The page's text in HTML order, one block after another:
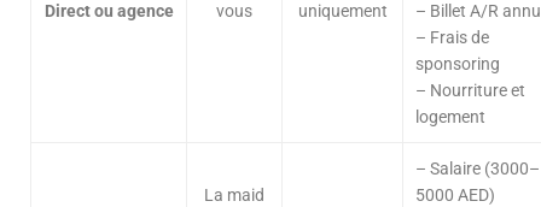
Direct ou agence
vous
uniquement
– Billet A/R
– Frais de
sponsoring
– Nourriture et
logement
La maid
– Salaire (3000–
5000 AED)